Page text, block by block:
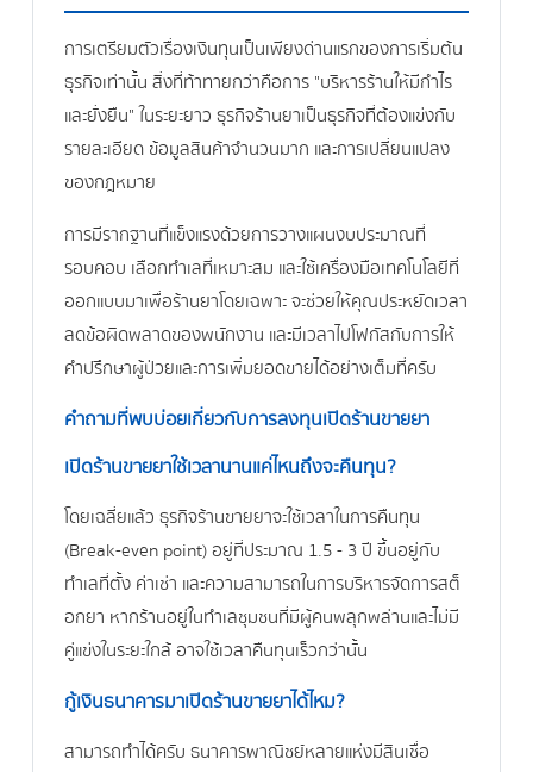
การเตรียมตัวเรื่องเงินทุนเป็นเพียงด่านแรกของการเริ่มต้น
ธุรกิจเท่านั้น สิ่งที่ท้าทายกว่าคือการ "บริหารร้านให้มีกำไร
และยั่งยืน" ในระยะยาว ธุรกิจร้านยาเป็นธุรกิจที่ต้องแข่งกับ
รายละเอียด ข้อมูลสินค้าจำนวนมาก และการเปลี่ยนแปลง
ของกฎหมาย
การมีรากฐานที่แข็งแรงด้วยการวางแผนงบประมาณที่
รอบคอบ เลือกทำเลที่เหมาะสม และใช้เครื่องมือเทคโนโลยีที่
ออกแบบมาเพื่อร้านยาโดยเฉพาะ จะช่วยให้คุณประหยัดเวลา
ลดข้อผิดพลาดของพนักงาน และมีเวลาไปโฟกัสกับการให้
คำปรึกษาผู้ป่วยและการเพิ่มยอดขายได้อย่างเต็มที่ครับ
คำถามที่พบบ่อยเกี่ยวกับการลงทุนเปิดร้านขายยา
เปิดร้านขายยาใช้เวลานานแค่ไหนถึงจะคืนทุน?
โดยเฉลี่ยแล้ว ธุรกิจร้านขายยาจะใช้เวลาในการคืนทุน
(Break-even point) อยู่ที่ประมาณ 1.5 - 3 ปี ขึ้นอยู่กับ
ทำเลที่ตั้ง ค่าเช่า และความสามารถในการบริหารจัดการสต็
อกยา หากร้านอยู่ในทำเลชุมชนที่มีผู้คนพลุกพล่านและไม่มี
คู่แข่งในระยะใกล้ อาจใช้เวลาคืนทุนเร็วกว่านั้น
กู้เงินธนาคารมาเปิดร้านขายยาได้ไหม?
สามารถทำได้ครับ ธนาคารพาณิชย์หลายแห่งมีสินเชื่อ